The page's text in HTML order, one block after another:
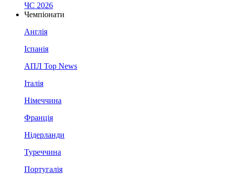
ЧС 2026
Чемпіонати
Англія
Іспанія
АПЛ Top News
Італія
Німеччина
Франція
Нідерланди
Туреччина
Португалія